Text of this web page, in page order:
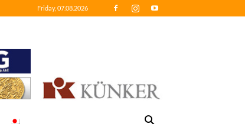
Friday, 07.08.2026